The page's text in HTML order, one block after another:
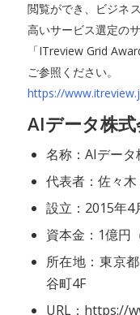
閲覧ができ、ビジネ
高いサービス選定の
「ITreview Grid
ご参照ください。
https://
AIデータ株
名称：AIデータ
代表者：佐々木
設立：2015年4
資本金：1億円
所在地：東京
谷町4F
URL：https://